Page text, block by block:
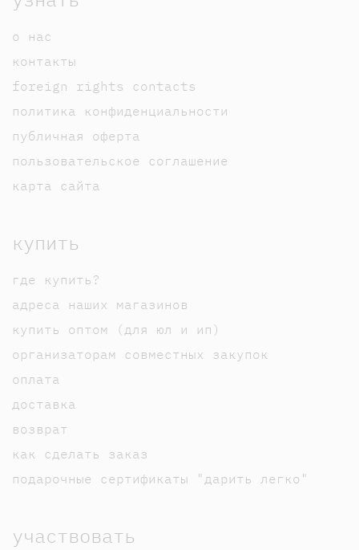
о нас
контакты
foreign rights contacts
политика конфиденциальности
публичная оферта
пользовательское соглашение
карта сайта
купить
где купить?
адреса наших магазинов
купить оптом (для юл и ип)
организаторам совместных закупок
оплата
доставка
возврат
как сделать заказ
подарочные сертификаты "дарить легко"
участвовать